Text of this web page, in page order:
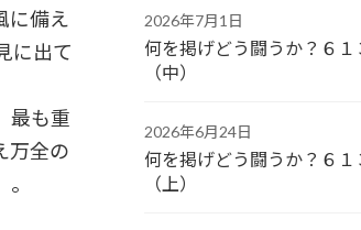
に備え
に出て
最も重
万全の
2026年7月1日
何を掲げどう闘うか？６
（中）
2026年6月24日
何を掲げどう闘うか？６
（上）